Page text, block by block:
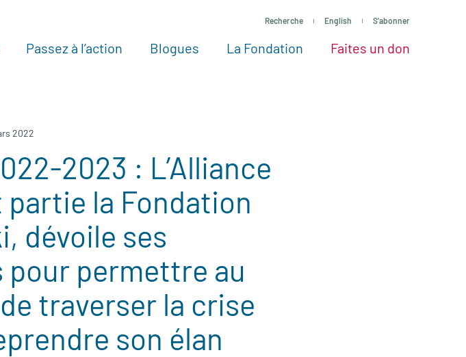
Recherche English S'abonner
Voir tous les projets
Nos Experts
Passez à l’action Passez à l’action
Blogues La FondationLa Fondation
Faites un don
Autres façons de faire un don
2022
2023 : L’Alliance
la Fondation
dévoile ses
permettre au
traverser la crise
son élan